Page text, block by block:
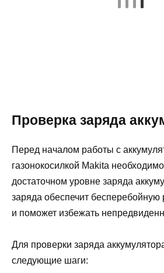
Проверка заряда
Перед началом работы с
газонокосилкой Makita
достаточном уровне заряда
заряда обеспечит бесперебойную
и поможет избежать
Для проверки заряда
следующие шаги: